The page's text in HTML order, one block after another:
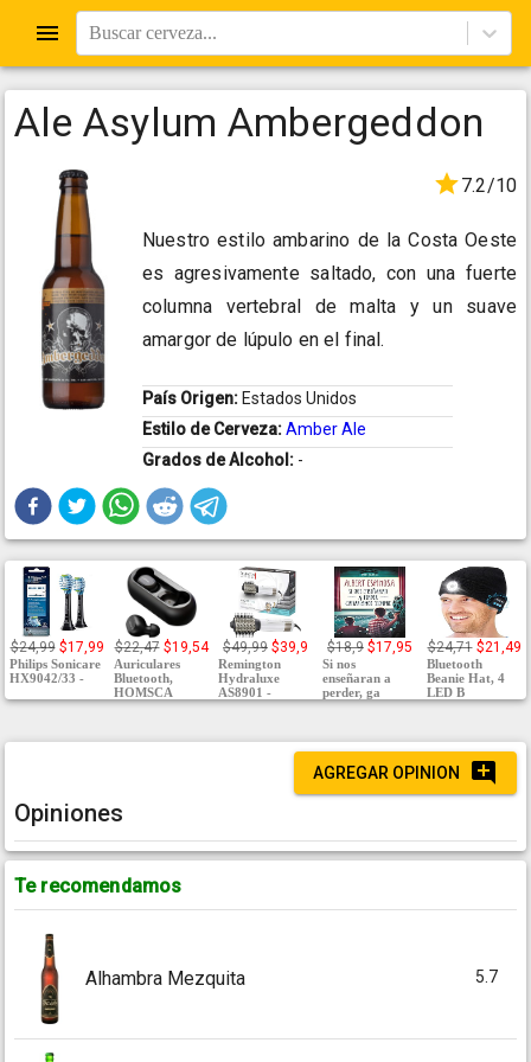
Buscar cerveza...
Ale Asylum Ambergeddon
7.2/10
Nuestro estilo ambarino de la Costa Oeste
es agresivamente saltado, con una fuerte
columna vertebral de malta y un suave
amargor de lúpulo en el final.
País Origen: Estados Unidos
Estilo de Cerveza:Amber Ale
Grados de Alcohol: -
$24,99 $17,99
Philips Sonicare
HX9042/33 -
$22,47 $19,54
Auriculares
Bluetooth,
HOMSCA
$49,99 $39,9
Remington
Hydraluxe
AS8901 -
$18,9 $17,95
Si nos
enseñaran a
perder, ga
$24,71 $21,49
Bluetooth
Beanie Hat, 4
LED B
AGREGAR OPINION
Opiniones
Te recomendamos
Alhambra Mezquita 5.7